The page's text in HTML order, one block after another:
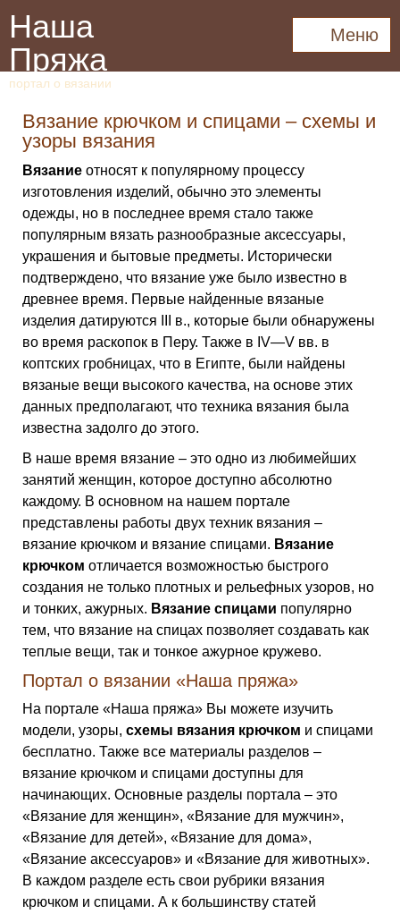
Наша
Пряжа
портал о вязании
Меню
Вязание крючком и спицами – схемы и
узоры вязания
Вязание относят к популярному процессу
изготовления изделий, обычно это элементы
одежды, но в последнее время стало также
популярным вязать разнообразные аксессуары,
украшения и бытовые предметы. Исторически
подтверждено, что вязание уже было известно в
древнее время. Первые найденные вязаные
изделия датируются III в., которые были обнаружены
во время раскопок в Перу. Также в IV—V вв. в
коптских гробницах, что в Египте, были найдены
вязаные вещи высокого качества, на основе этих
данных предполагают, что техника вязания была
известна задолго до этого.
В наше время вязание – это одно из любимейших
занятий женщин, которое доступно абсолютно
каждому. В основном на нашем портале
представлены работы двух техник вязания –
вязание крючком и вязание спицами. Вязание
крючком отличается возможностью быстрого
создания не только плотных и рельефных узоров, но
и тонких, ажурных. Вязание спицами популярно
тем, что вязание на спицах позволяет создавать как
теплые вещи, так и тонкое ажурное кружево.
Портал о вязании «Наша пряжа»
На портале «Наша пряжа» Вы можете изучить
модели, узоры, схемы вязания крючком и спицами
бесплатно. Также все материалы разделов –
вязание крючком и спицами доступны для
начинающих. Основные разделы портала – это
«Вязание для женщин», «Вязание для мужчин»,
«Вязание для детей», «Вязание для дома»,
«Вязание аксессуаров» и «Вязание для животных».
В каждом разделе есть свои рубрики вязания
крючком и спицами. А к большинству статей